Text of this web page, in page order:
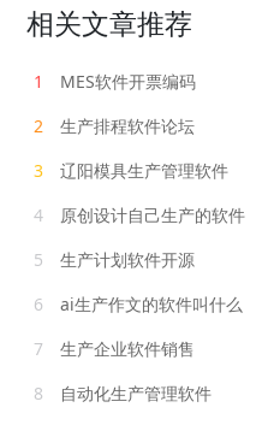
相关文章推荐
1
MES软件开票编码
2
生产排程软件论坛
3
辽阳模具生产管理软件
4
原创设计自己生产的软件
5
生产计划软件开源
6
ai生产作文的软件叫什么
7
生产企业软件销售
8
自动化生产管理软件